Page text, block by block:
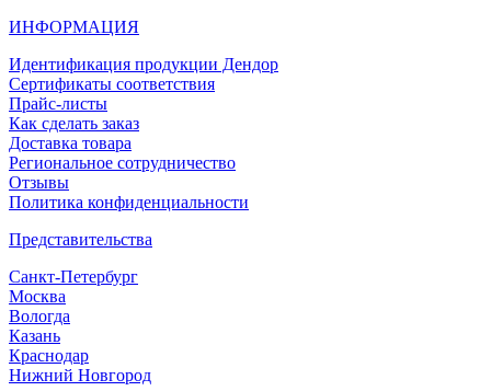
ИНФОРМАЦИЯ
Идентификация продукции Дендор
Сертификаты соответствия
Прайс-листы
Как сделать заказ
Доставка товара
Региональное сотрудничество
Отзывы
Политика конфиденциальности
Представительства
Санкт-Петербург
Москва
Вологда
Казань
Краснодар
Нижний Новгород